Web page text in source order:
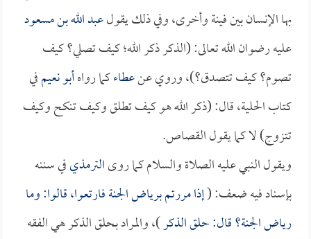
بها الإنسان بين فينة وأخرى، وفي ذلك يقولعبد الله بن مسعود
عليه رضوان الله تعالى: (الذكر ذكر الله؛ كيف تصلي؟ كيف
تصوم؟ كيف تتصدق؟)، وروي عنعطاءكما رواهأبو نعيمفي
كتاب الحلية، قال: (ذكر الله هو كيف تطلق وكيف تنكح وكيف
تتزوج) لا كما يقول القصاص.
ويقول النبي عليه الصلاة والسلام كما روىالترمذيفي سننه
بإسناد فيه ضعف: (إذا مررتم برياض الجنة فارتعوا، قالوا: وما
رياض الجنة؟ قال: حلق الذكر)، والمراد بحلق الذكر هي الفقه